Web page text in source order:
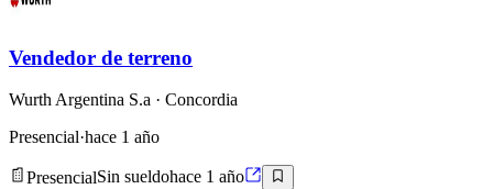
Vendedor de terreno
Wurth Argentina S.a · Concordia
Presencial·hace 1 año
PresencialSin sueldohace 1 año